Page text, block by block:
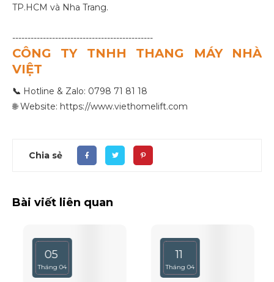
TP.HCM và Nha Trang.
----------------------------------------------
CÔNG TY TNHH THANG MÁY NHÀ
VIỆT
📞 Hotline & Zalo: 0798 71 81 18
🌐 Website: https://www.viethomelift.com
Chia sẻ
Bài viết liên quan
05
Tháng 04
11
Tháng 04